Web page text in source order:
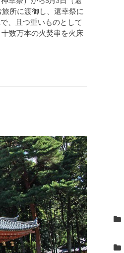
所に渡御し、還幸祭に
、且つ重いものとして
数万本の火焚串を火床